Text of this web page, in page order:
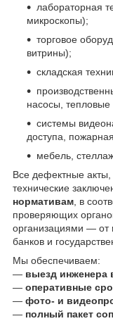
лабораторная
микроскопы);
торговое
витрины);
складская
насосы,
системы
доступа,
мебель,
Все дефектные акты,
технические
нормативам , в
проверяющих
организациями — от
банков и
Мы обеспечиваем:
— выезд инженера
— оперативные
— фото- и
— полный пакет